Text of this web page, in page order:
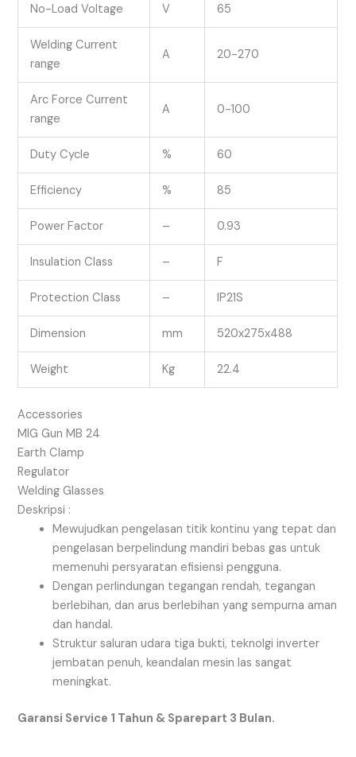
No-Load Voltage V 65
Welding Current
range
A 20-270
Arc Force Current
range
A 0-100
Duty Cycle % 60
Efficiency % 85
Power Factor – 0.93
Insulation Class – F
Protection Class – IP21S
Dimension mm 520x275x488
Weight Kg 22.4
Accessories
MIG Gun MB 24
Earth Clamp
Regulator
Welding Glasses
Deskripsi :
Mewujudkan pengelasan titik kontinu yang tepat dan
pengelasan berpelindung mandiri bebas gas untuk
memenuhi persyaratan efisiensi pengguna.
Dengan perlindungan tegangan rendah, tegangan
berlebihan, dan arus berlebihan yang sempurna aman
dan handal.
Struktur saluran udara tiga bukti, teknolgi inverter
jembatan penuh, keandalan mesin las sangat
meningkat.
Garansi Service 1 Tahun & Sparepart 3 Bulan.